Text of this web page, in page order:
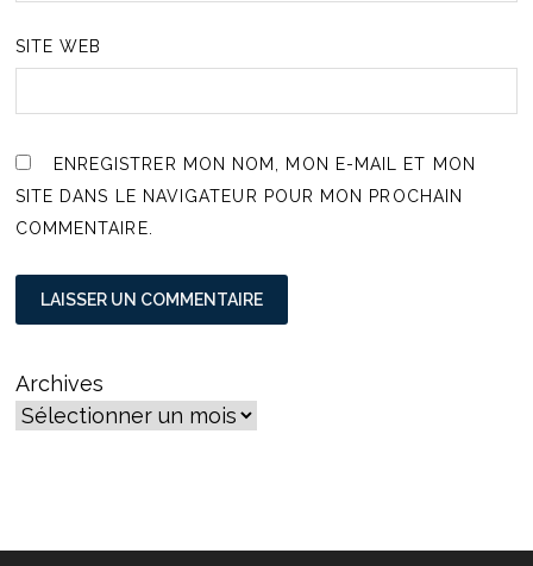
SITE WEB
ENREGISTRER MON NOM, MON E-MAIL ET MON
SITE DANS LE NAVIGATEUR POUR MON PROCHAIN
COMMENTAIRE.
Archives